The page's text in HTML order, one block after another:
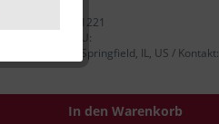
91221
für die EU:
801, 62703 Springfield, IL, US / Kontakt:
In den Warenkorb